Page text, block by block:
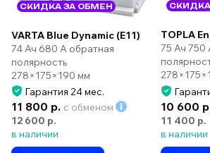
СКИДКА ЗА ОБМЕН
VARTA Blue Dynamic (E11)
74 Ач 680 А обратная
полярность
278×175×190 мм
Гарантия 24 мес.
11 800 р. с обменом
12 600 р.
в наличии
TOPLA
75 Ач 750
10 600
11 400 р.
в наличии